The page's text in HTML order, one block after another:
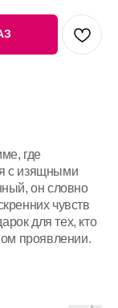
где
с изящными
он словно
чувств
для тех, кто
проявлении.